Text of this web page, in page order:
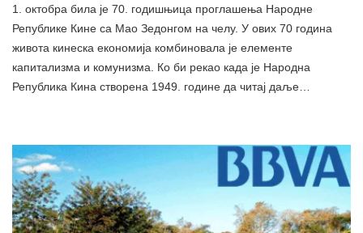
1. октобра била је 70. годишњица проглашења Народне
Републике Кине са Мао Зедонгом на челу. У ових 70 година
живота кинеска економија комбиновала је елементе
капитализма и комунизма. Ко би рекао када је Народна
Република Кина створена 1949. године да читај даље…